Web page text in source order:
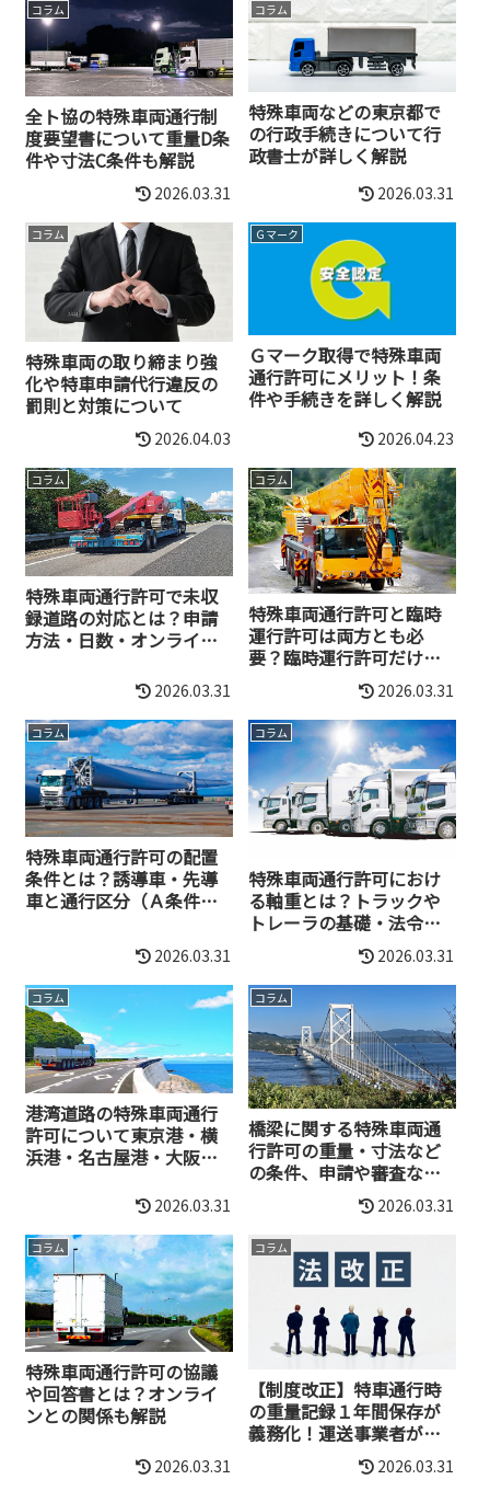
コラム
全ト協の特殊車両通行制
度要望書について重量D条
件や寸法C条件も解説
2026.03.31
コラム
特殊車両などの東京都で
の行政手続きについて行
政書士が詳しく解説
2026.03.31
コラム
特殊車両の取り締まり強
化や特車申請代行違反の
罰則と対策について
2026.04.03
Ｇマーク
Ｇマーク取得で特殊車両
通行許可にメリット！条
件や手続きを詳しく解説
2026.04.23
コラム
特殊車両通行許可で未収
録道路の対応とは？申請
方法・日数・オンライン
2026.03.31
コラム
特殊車両通行許可と臨時
運行許可は両方とも必
要？臨時運行許可だけで
2026.03.31
コラム
特殊車両通行許可の配置
条件とは？誘導車・先導
車と通行区分（Ａ条件・
2026.03.31
コラム
特殊車両通行許可におけ
る軸重とは？トラックや
トレーラの基礎・法令・
2026.03.31
コラム
港湾道路の特殊車両通行
許可について東京港・横
浜港・名古屋港・大阪
2026.03.31
コラム
橋梁に関する特殊車両通
行許可の重量・寸法など
の条件、申請や審査など
2026.03.31
コラム
特殊車両通行許可の協議
や回答書とは？オンライ
ンとの関係も解説
2026.03.31
コラム
【制度改正】特車通行時
の重量記録１年間保存が
義務化！運送事業者が確
認すべきポイント2026.03.31